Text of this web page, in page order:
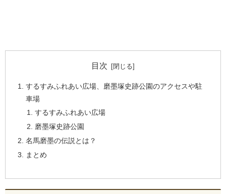
目次
するすみふれあい広場、磨墨塚史跡公園のアクセスや駐
車場
するすみふれあい広場
磨墨塚史跡公園
名馬磨墨の伝説とは？
まとめ